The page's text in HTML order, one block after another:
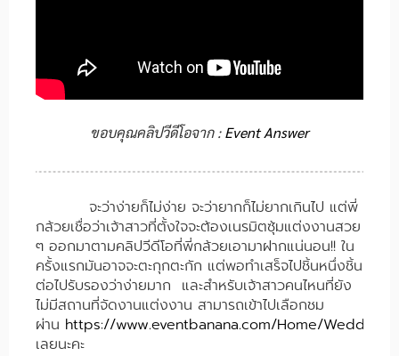
ขอบคุณคลิปวีดีโอจาก :Event Answer
จะว่าง่ายก็ไม่ง่าย จะว่ายากก็ไม่ยากเกินไป แต่พี่
กล้วยเชื่อว่าเจ้าสาวที่ตั้งใจจะต้องเนรมิตซุ้มแต่งงานสวย
ๆ ออกมาตามคลิปวีดีโอที่พี่กล้วยเอามาฝากแน่นอน!! ใน
ครั้งแรกมันอาจจะตะกุกตะกัก แต่พอทำเสร็จไปชิ้นหนึ่งชิ้น
ต่อไปรับรองว่าง่ายมาก และสำหรับเจ้าสาวคนไหนที่ยัง
ไม่มีสถานที่จัดงานแต่งงาน สามารถเข้าไปเลือกชม
ผ่าน https://www.eventbanana.com/Home/Wedding
เลยนะคะ